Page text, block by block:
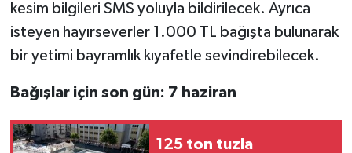
kesim bilgileri SMS yoluyla bildirilecek. Ayrıca
isteyen hayırseverler 1.000 TL bağışta bulunarak
bir yetimi bayramlık kıyafetle sevindirebilecek.
Bağışlar için son gün: 7 haziran
125 ton tuzla